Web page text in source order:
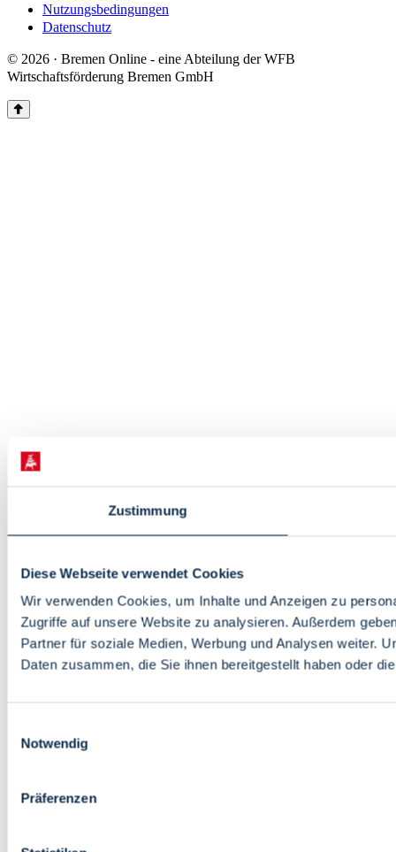
Zustimmung
Diese Webseite verwendet Cookies
Wir verwenden Cookies, um Inhalte und Anzeigen zu
Zugriffe auf unsere Website zu analysieren. Außerdem
Partner für soziale Medien, Werbung und Analysen weiter.
Daten zusammen, die Sie ihnen bereitgestellt haben oder
Notwendig
Präferenzen
Nutzungsbedingungen
Datenschutz
© 2026 · Bremen Online - eine Abteilung der WFB
Wirtschaftsförderung Bremen GmbH